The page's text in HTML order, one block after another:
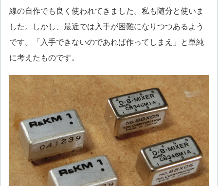
線の自作でも良く使われてきました。私も随分と使いま
した。しかし、最近では入手が困難になりつつあるよう
です。「入手できないのであれば作ってしまえ」と単純
に考えたものです。